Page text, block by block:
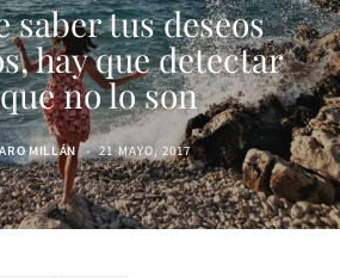
saber tus deseos
hay que detectar
no lo son
MILLÁN 21 MAYO, 2017